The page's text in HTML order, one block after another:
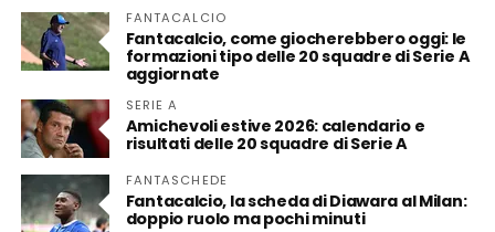
FANTACALCIO
Fantacalcio, come giocherebbero oggi: le
formazioni tipo delle 20 squadre di Serie A
aggiornate
SERIE A
Amichevoli estive 2026: calendario e
risultati delle 20 squadre di Serie A
FANTASCHEDE
Fantacalcio, la scheda di Diawara al Milan:
doppio ruolo ma pochi minuti